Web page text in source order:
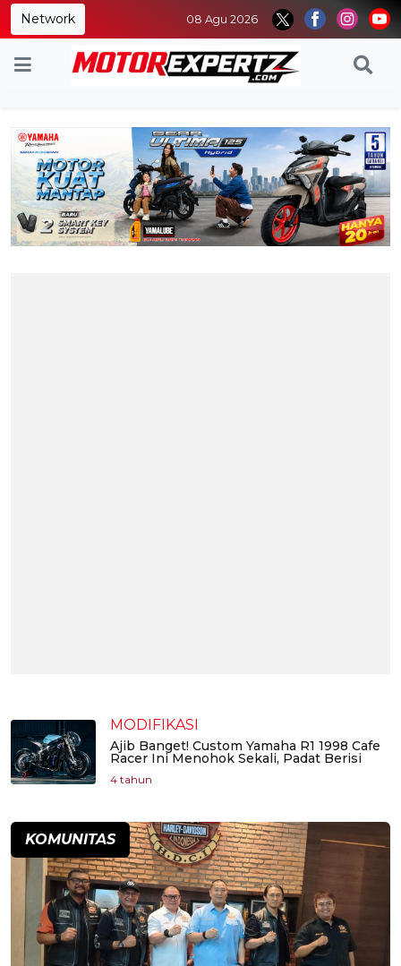
Network 08 Agu 2026
MODIFIKASI
Ajib Banget! Custom Yamaha R1 1998 Cafe
Racer Ini Menohok Sekali, Padat Berisi
4 tahun
KOMUNITAS